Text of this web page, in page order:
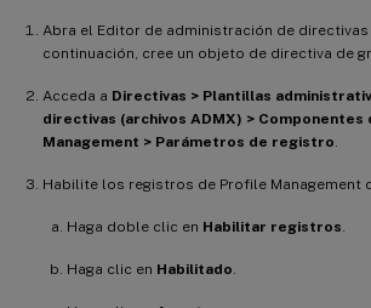
Abra el Editor de administración de directivas
continuación, cree un objeto de directiva de
Acceda a Directivas > Plantillas
directivas (archivos ADMX) >
Management > Parámetros de registro
Habilite los registros de Profile Management
Haga doble clic en Habilitar registros
Haga clic en Habilitado